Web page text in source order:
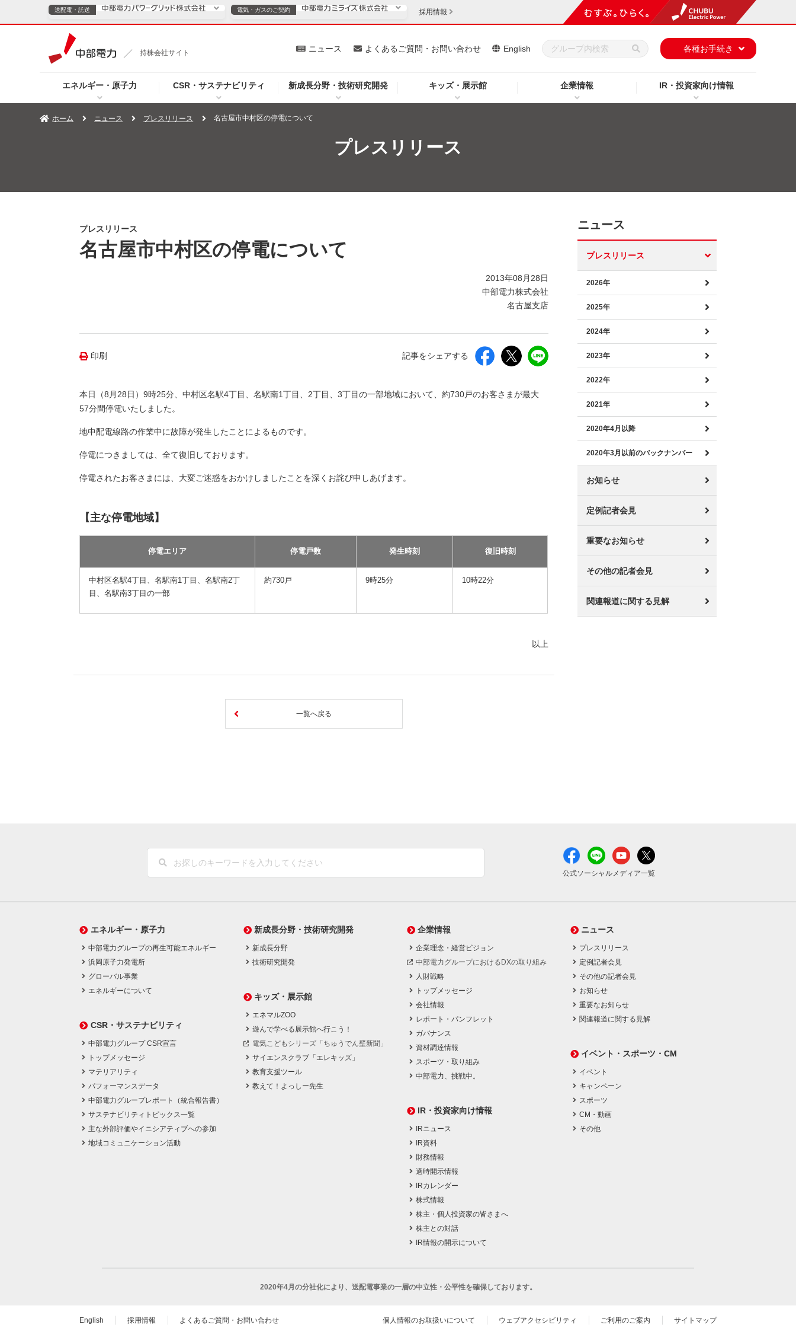
持株会社サイト
エネルギー・原子力 CSR・サステナビリティ 新成長分野・技術研究開発 キッズ・展示館 企業情報 IR・投資家向け情報
ニュース よくあるご質問・お問い合わせ English 各種お手続き
送配電・託送
TOPページへ ご案内 安定供給
企業情報
電気・ガスのご契約
電気・ガスのご契約
TOPページへ 個人のお客さま 法人のお客さま
採用情報
ホーム ニュース プレスリリース 名古屋市中村区の停電について
プレスリリース
プレスリリース
名古屋市中村区の停電について
2013年08月28日
中部電力株式会社
名古屋支店
印刷 記事をシェアする
本日（8月28日）9時25分、中村区名駅4丁目、名駅南1丁目、2丁目、3丁目の一部地域において、約730戸のお客さまが最大
57分間停電いたしました。
地中配電線路の作業中に故障が発生したことによるものです。
停電につきましては、全て復旧しております。
停電されたお客さまには、大変ご迷惑をおかけしましたことを深くお詫び申しあげます。
【主な停電地域】
停電エリア 停電戸数 発生時刻 復旧時刻
中村区名駅4丁目、名駅南1丁目、名駅南2丁
目、名駅南3丁目の一部
約730戸 9時25分 10時22分
以上
一覧へ戻る
ニュース
プレスリリース
2026年
2025年
2024年
2023年
2022年
2021年
2020年4月以降
2020年3月以前のバックナンバー
お知らせ
定例記者会見
重要なお知らせ
その他の記者会見
関連報道に関する見解
公式ソーシャルメディア一覧
エネルギー・原子力
中部電力グループの再生可能エネルギー
浜岡原子力発電所
グローバル事業
エネルギーについて
CSR・サステナビリティ
中部電力グループ CSR宣言
トップメッセージ
マテリアリティ
パフォーマンスデータ
中部電力グループレポート（統合報告書）
サステナビリティトピックス一覧
主な外部評価やイニシアティブへの参加
地域コミュニケーション活動
新成長分野・技術研究開発
新成長分野
技術研究開発
キッズ・展示館
エネマルZOO
遊んで学べる展示館へ行こう！
電気こどもシリーズ「ちゅうでん壁新聞」
サイエンスクラブ「エレキッズ」
教育支援ツール
教えて！よっしー先生
企業情報
企業理念・経営ビジョン
中部電力グループにおけるDXの取り組み
人財戦略
トップメッセージ
会社情報
レポート・パンフレット
ガバナンス
資材調達情報
スポーツ・取り組み
中部電力、挑戦中。
IR・投資家向け情報
IRニュース
IR資料
財務情報
適時開示情報
IRカレンダー
株式情報
株主・個人投資家の皆さまへ
株主との対話
IR情報の開示について
ニュース
プレスリリース
定例記者会見
その他の記者会見
お知らせ
重要なお知らせ
関連報道に関する見解
イベント・スポーツ・CM
イベント
キャンペーン
スポーツ
CM・動画
その他
2020年4月の分社化により、 送配電事業の一層の中立性・公平性を確保しております。
English 採用情報 よくあるご質問・お問い合わせ 個人情報のお取扱いについて ウェブアクセシビリティ ご利用のご案内 サイトマップ